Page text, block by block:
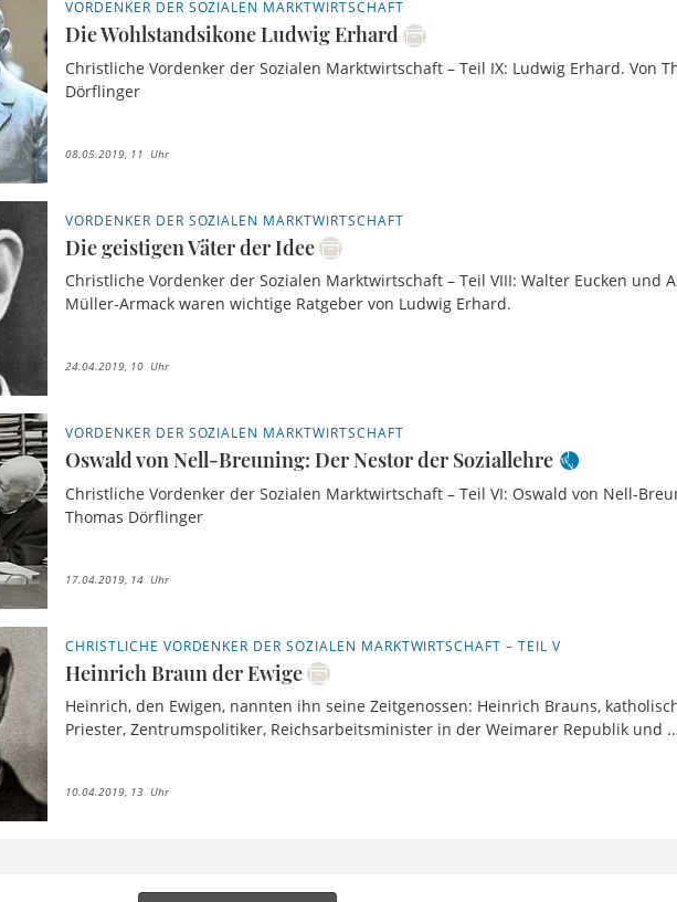
VORDENKER DER SOZIALEN MARKTWIRTSCHAFT
Die Wohlstandsikone Ludwig Erhard
Christliche Vordenker der Sozialen Marktwirtschaft – Teil IX: Ludwig Erhard. Von
Dörflinger
08.05.2019, 11 Uhr
VORDENKER DER SOZIALEN MARKTWIRTSCHAFT
Die geistigen Väter der Idee
Christliche Vordenker der Sozialen Marktwirtschaft – Teil VIII: Walter Eucken und
Müller-Armack waren wichtige Ratgeber von Ludwig Erhard.
24.04.2019, 10 Uhr
VORDENKER DER SOZIALEN MARKTWIRTSCHAFT
Oswald von Nell-Breuning: Der Nestor der Soziallehre
Christliche Vordenker der Sozialen Marktwirtschaft – Teil VI: Oswald von Nell-
Thomas Dörflinger
17.04.2019, 14 Uhr
CHRISTLICHE VORDENKER DER SOZIALEN MARKTWIRTSCHAFT – TEIL V
Heinrich Braun der Ewige
Heinrich, den Ewigen, nannten ihn seine Zeitgenossen: Heinrich Brauns,
Priester, Zentrumspolitiker, Reichsarbeitsminister in der Weimarer Republik und
10.04.2019, 13 Uhr